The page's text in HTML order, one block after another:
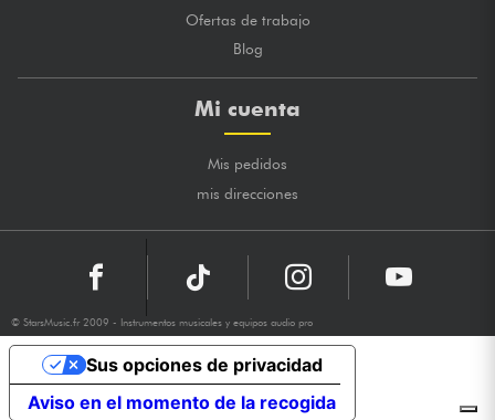
Ofertas de trabajo
Blog
Mi cuenta
Mis pedidos
mis direcciones
© StarsMusic.fr 2009 - Instrumentos musicales y equipos audio pro
Aviso en el momento de la recogida
Sus opciones de privacidad